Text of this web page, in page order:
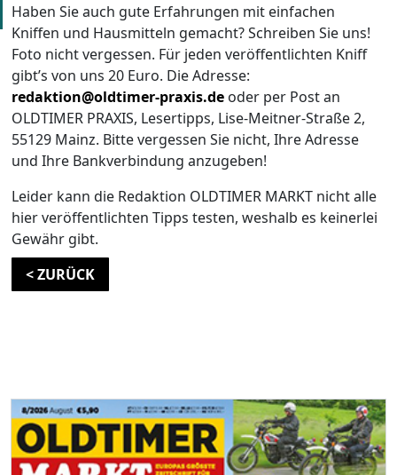
Haben Sie auch gute Erfahrungen mit einfachen
Kniffen und Hausmitteln gemacht? Schreiben Sie uns!
Foto nicht vergessen. Für jeden veröffentlichten Kniff
gibt’s von uns 20 Euro. Die Adresse:
redaktion@oldtimer-praxis.de oder per Post an
OLDTIMER PRAXIS, Lesertipps, Lise-Meitner-Straße 2,
55129 Mainz. Bitte vergessen Sie nicht, Ihre Adresse
und Ihre Bankverbindung anzugeben!
Leider kann die Redaktion OLDTIMER MARKT nicht alle
hier veröffentlichten Tipps testen, weshalb es keinerlei
Gewähr gibt.
< ZURÜCK